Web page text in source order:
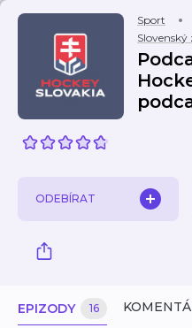
Sport
Slovenský
ODEBÍRAT
EPIZODY 16